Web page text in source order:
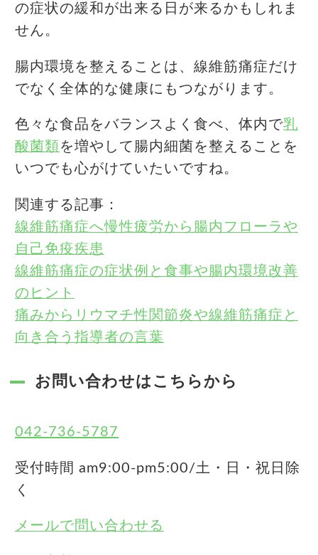
の症状の緩和が出来る日が来るかもしれま
せん。
腸内環境を整えることは、線維筋痛症だけ
でなく全体的な健康にもつながります。
色々な食品をバランスよく食べ、体内で乳
酸菌類 を増やして腸内細菌を整えることを
いつでも心がけていたいですね。
関連する記事：
線維筋痛症へ慢性疲労から腸内フローラや
自己免疫疾患
線維筋痛症の症状例と食事や腸内環境改善
のヒント
痛みからリウマチ性関節炎や線維筋痛症と
向き合う指導者の言葉
お問い合わせはこちらから
042-736-5787
受付時間 am9:00-pm5:00/土・日・祝日除
く
メールで問い合わせる